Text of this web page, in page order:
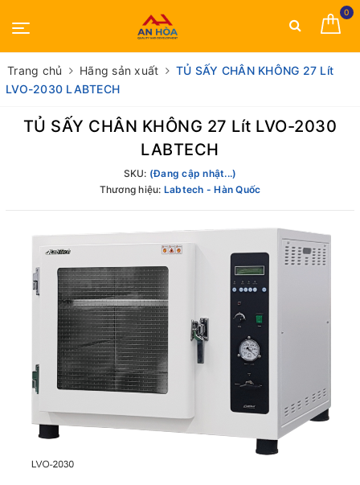
0
Trang chủ Hãng sản xuất
TỦ SẤY CHÂN KHÔNG 27 Lít
LVO-2030 LABTECH
TỦ SẤY CHÂN KHÔNG 27 Lít LVO-2030
LABTECH
SKU: (Đang cập nhật...)
Thương hiệu: Labtech - Hàn Quốc